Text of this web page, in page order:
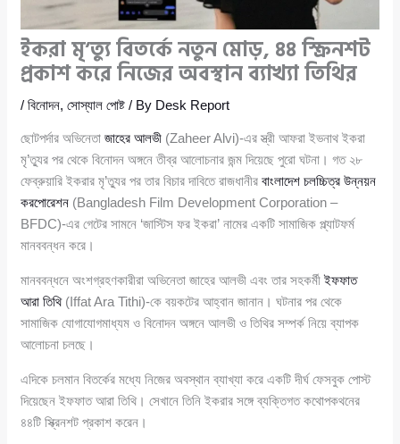
ইকরা মৃ’ত্যু বিতর্কে নতুন মোড়, ৪৪ স্ক্রিনশট
প্রকাশ করে নিজের অবস্থান ব্যাখ্যা তিথির
/বিনোদন,সোস্যাল পোষ্ট / By Desk Report
ছোটপর্দার অভিনেতাজাহের আলভী (Zaheer Alvi)-এর স্ত্রী আফরা ইভনাথ ইকরা
মৃ’ত্যুর পর থেকে বিনোদন অঙ্গনে তীব্র আলোচনার জন্ম দিয়েছে পুরো ঘটনা। গত ২৮
ফেব্রুয়ারি ইকরার মৃ’ত্যুর পর তার বিচার দাবিতে রাজধানীরবাংলাদেশ চলচ্চিত্র উন্নয়ন
করপোরেশন (Bangladesh Film Development Corporation –
BFDC)-এর গেটের সামনে ‘জাস্টিস ফর ইকরা’ নামের একটি সামাজিক প্ল্যাটফর্ম
মানববন্ধন করে।
মানববন্ধনে অংশগ্রহণকারীরা অভিনেতা জাহের আলভী এবং তার সহকর্মীইফফাত
আরা তিথি(Iffat Ara Tithi)-কে বয়কটের আহ্বান জানান। ঘটনার পর থেকে
সামাজিক যোগাযোগমাধ্যম ও বিনোদন অঙ্গনে আলভী ও তিথির সম্পর্ক নিয়ে ব্যাপক
আলোচনা চলছে।
এদিকে চলমান বিতর্কের মধ্যে নিজের অবস্থান ব্যাখ্যা করে একটি দীর্ঘ ফেসবুক পোস্ট
দিয়েছেন ইফফাত আরা তিথি। সেখানে তিনি ইকরার সঙ্গে ব্যক্তিগত কথোপকথনের
৪৪টি স্ক্রিনশট প্রকাশ করেন।